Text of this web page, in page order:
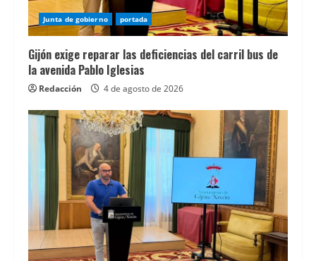
informaciÃ³n
actualizada
sobre
plataformas,
novedades
y
aspectos
importantes
antes
jugar.
Una
guÃ­
Junta de gobierno portada
Gijón exige reparar las deficiencias del carril bus de
la avenida Pablo Iglesias
Redacción 4 de agosto de 2026